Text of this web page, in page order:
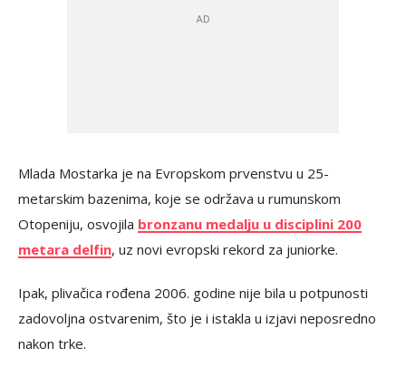
Mlada Mostarka je na Evropskom prvenstvu u 25-
metarskim bazenima, koje se održava u rumunskom
Otopeniju, osvojila bronzanu medalju u disciplini 200
metara delfin, uz novi evropski rekord za juniorke.
Ipak, plivačica rođena 2006. godine nije bila u potpunosti
zadovoljna ostvarenim, što je i istakla u izjavi neposredno
nakon trke.